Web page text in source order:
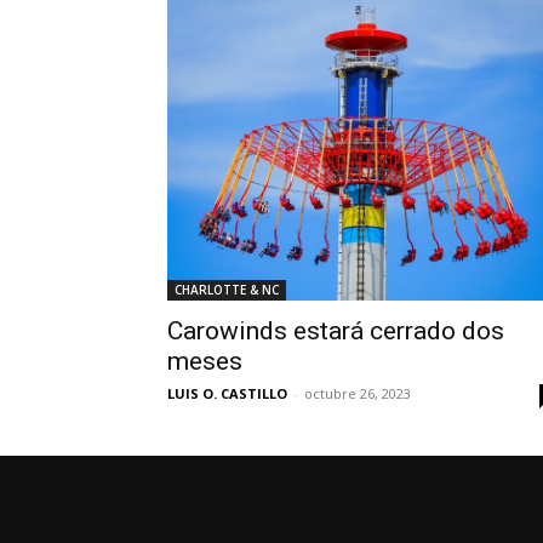
CHARLOTTE & NC
Carowinds estará cerrado dos
meses
LUIS O. CASTILLO - octubre 26, 2023